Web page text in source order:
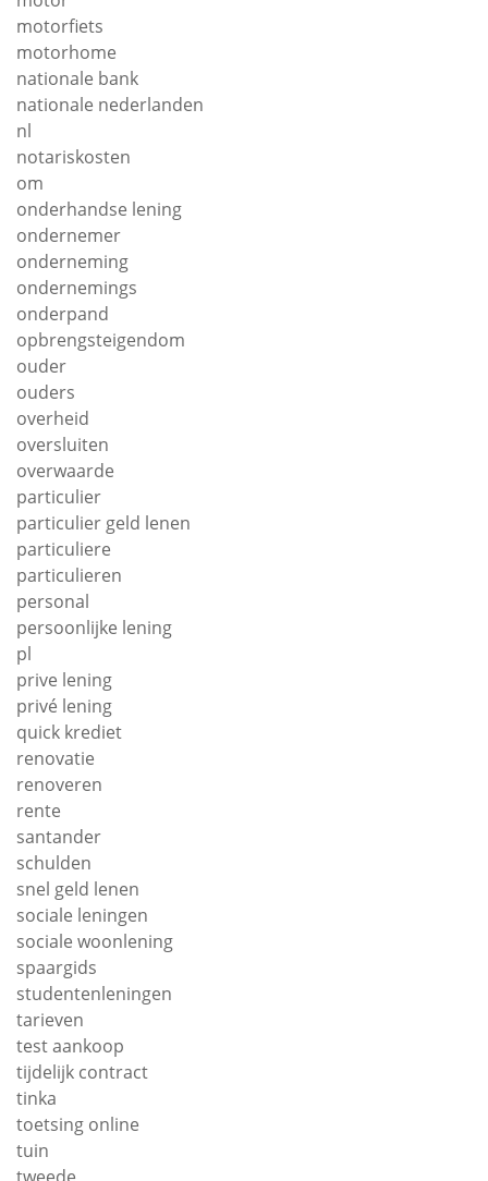
motorfiets
motorhome
nationale bank
nationale nederlanden
nl
notariskosten
om
onderhandse lening
ondernemer
onderneming
ondernemings
onderpand
opbrengsteigendom
ouder
ouders
overheid
oversluiten
overwaarde
particulier
particulier geld lenen
particuliere
particulieren
personal
persoonlijke lening
pl
prive lening
privé lening
quick krediet
renovatie
renoveren
rente
santander
schulden
snel geld lenen
sociale leningen
sociale woonlening
spaargids
studentenleningen
tarieven
test aankoop
tijdelijk contract
tinka
toetsing online
tuin